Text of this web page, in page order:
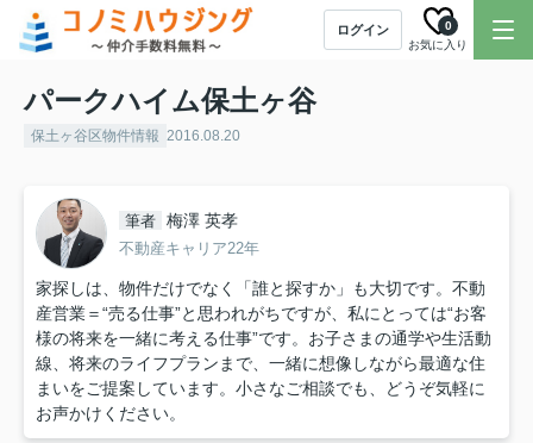
ログイン
お気に入り
0
パークハイム保土ヶ谷
保土ヶ谷区物件情報 2016.08.20
筆者 梅澤 英孝
不動産キャリア22年
家探しは、物件だけでなく「誰と探すか」も大切です。不動
産営業＝“売る仕事”と思われがちですが、私にとっては“お客
様の将来を一緒に考える仕事”です。お子さまの通学や生活動
線、将来のライフプランまで、一緒に想像しながら最適な住
まいをご提案しています。小さなご相談でも、どうぞ気軽に
お声かけください。